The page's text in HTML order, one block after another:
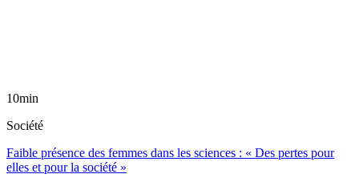
10min
Société
Faible présence des femmes dans les sciences : « Des pertes pour
elles et pour la société »